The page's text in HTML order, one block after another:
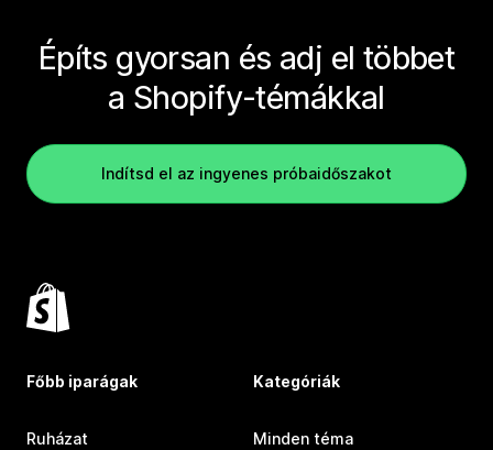
Építs gyorsan és adj el többet
a Shopify-témákkal
Indítsd el az ingyenes próbaidőszakot
Főbb iparágak
Ruházat
Kategóriák
Minden téma